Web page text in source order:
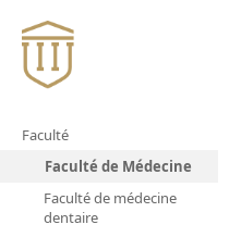
Faculté
Faculté de Médecine
Faculté de médecine
dentaire